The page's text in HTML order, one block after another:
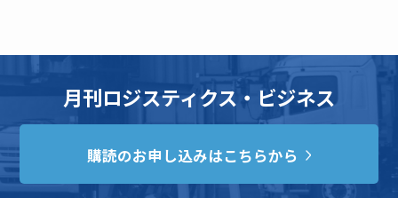
月刊ロジスティクス・ビジネス
購読のお申し込みはこちらから